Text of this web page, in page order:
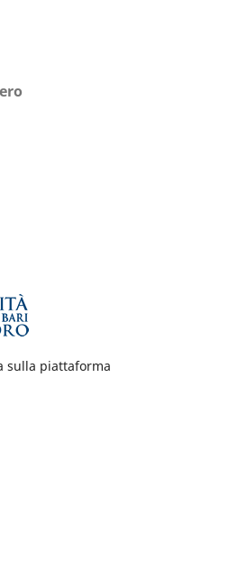
sulla piattaforma